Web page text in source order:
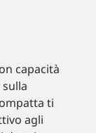
capacità
ti
agli